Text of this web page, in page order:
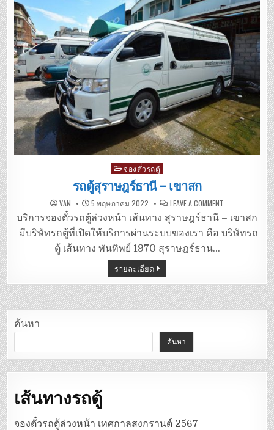
Posted
in
จองตั๋วรถตู้
รถตู้สุราษฎร์ธานี – เขาสก
VAN 5 พฤษภาคม 2022 LEAVE A COMMENT
ตู้
สุราษฎร์ธานี
–
เขา
บริการจองตั๋วรถตู้ล่วงหน้า เส้นทาง สุราษฎร์ธานี – เขาสก
มีบริษัทรถตู้ที่เปิดให้บริการผ่านระบบของเรา คือ บริษัทรถ
ตู้ เส้นทาง พันทิพย์ 1970 สุราษฎร์ธาน…
รายละเอียด
ค้นหา
ค้นหา
เส้นทางรถตู้
จองตั๋วรถตู้ล่วงหน้า เทศกาลสงกรานต์ 2567